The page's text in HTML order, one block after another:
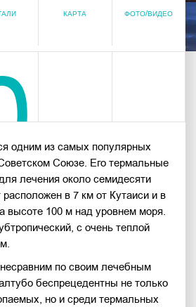
КАРТА ФОТО/ВИДЕО
одним из самых популярных
Союзе. Его термальные
лечения около семидесяти
в 7 км от Кутаиси и в
высоте 100 м над уровнем моря.
с очень теплой
по своим лечебным
беспрецедентны не только
но и среди термальных